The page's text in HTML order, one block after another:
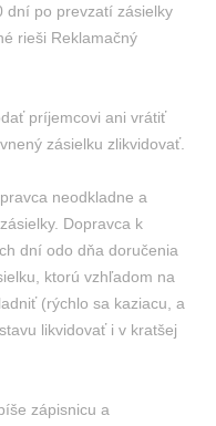
dní po prevzatí zásielky
rieši Reklamačný
príjemcovi ani vrátiť
zásielku zlikvidovať.
neodkladne a
Dopravca k
dní odo dňa doručenia
ktorú vzhľadom na
(rýchlo sa kaziacu, a
likvidovať i v kratšej
zápisnicu a